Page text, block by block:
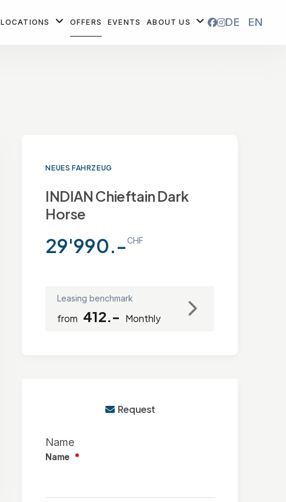
LOCATIONS OFFERS EVENTS ABOUT US DE EN
NEUES FAHRZEUG
INDIAN Chieftain Dark
Horse
29'990.-CHF
Leasing benchmark
from 412.- Monthly
Request
Name
Name *